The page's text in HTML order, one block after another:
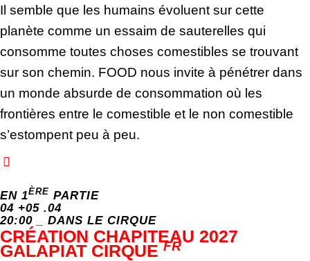
Il semble que les humains évoluent sur cette
planète comme un essaim de sauterelles qui
consomme toutes choses comestibles se trouvant
sur son chemin. FOOD nous invite à pénétrer dans
un monde absurde de consommation où les
frontières entre le comestible et le non comestible
s’estompent peu à peu.
EN 1ÈRE PARTIE
04 +05 .04
20:00 _ DANS LE CIRQUE
CRÉATION CHAPITEAU 2027
GALAPIAT CIRQUE FR